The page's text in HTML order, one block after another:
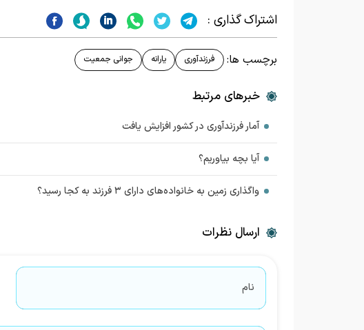
اشتراک گذاری :
برچسب ها: فرزندآوری یارانه جوانی جمعیت
خبرهای مرتبط
آمار فرزندآوری در کشور افزایش یافت
آیا بچه بیاوریم؟
واگذاری زمین به خانواده‌های دارای ۳ فرزند به کجا رسید؟
ارسال نظرات